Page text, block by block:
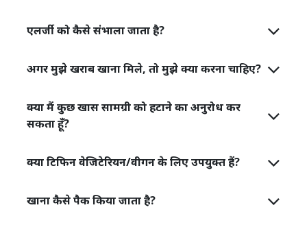
एलर्जी को कैसे संभाला जाता है?
अगर मुझे खराब खाना मिले, तो मुझे क्या करना चाहिए?
क्या मैं कुछ खास सामग्री को हटाने का अनुरोध कर
सकता हूँ?
क्या टिफिन वेजिटेरियन/वीगन के लिए उपयुक्त हैं?
खाना कैसे पैक किया जाता है?